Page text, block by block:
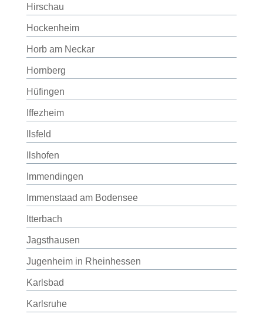
Hirschau
Hockenheim
Horb am Neckar
Hornberg
Hüfingen
Iffezheim
Ilsfeld
Ilshofen
Immendingen
Immenstaad am Bodensee
Itterbach
Jagsthausen
Jugenheim in Rheinhessen
Karlsbad
Karlsruhe